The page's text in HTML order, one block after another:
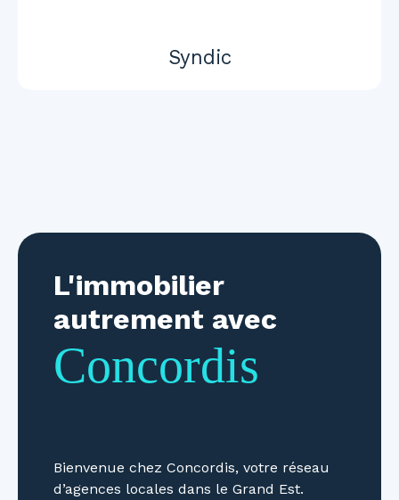
Syndic
L'immobilier
autrement avec
Concordis
Bienvenue chez Concordis, votre réseau
d’agences locales dans le Grand Est.